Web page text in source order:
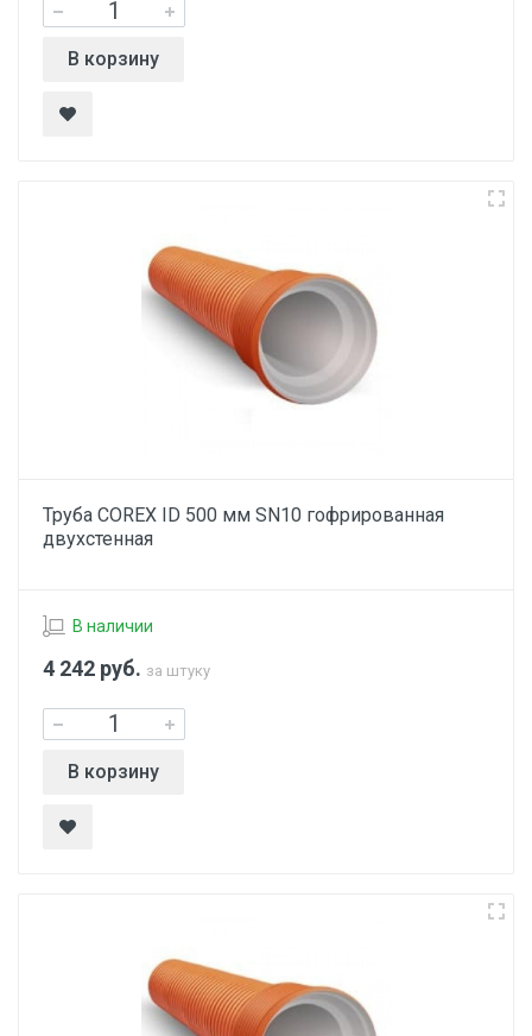
В корзину
Труба COREX ID 500 мм SN10 гофрированная
двухстенная
В наличии
4 242 руб. за штуку
В корзину